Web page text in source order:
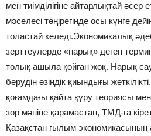
мен тиімділігіне айтарлықтай
мәселесі төңірегінде осы күнге
толастай келеді.Экономикалық
зерттеулерде «нарық» деген
толық ашыла қойған жоқ. Нарық
берудін өзіндік қиындығы
қоғамдағы қайта қүру теориясы
зор мәніне қарамастан, ТМД-ға
Қазақстан ғылым